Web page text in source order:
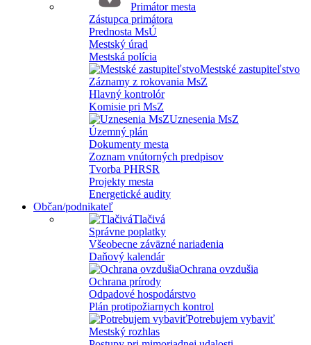
Primátor mesta
Zástupca primátora
Prednosta MsÚ
Mestský úrad
Mestská polícia
Mestské zastupiteľstvo
Záznamy z rokovania MsZ
Hlavný kontrolór
Komisie pri MsZ
Uznesenia MsZ
Územný plán
Dokumenty mesta
Zoznam vnútorných predpisov
Tvorba PHRSR
Projekty mesta
Energetické audity
Občan/podnikateľ
Tlačivá
Správne poplatky
Všeobecne záväzné nariadenia
Daňový kalendár
Ochrana ovzdušia
Ochrana prírody
Odpadové hospodárstvo
Plán protipožiarnych kontrol
Potrebujem vybaviť
Mestský rozhlas